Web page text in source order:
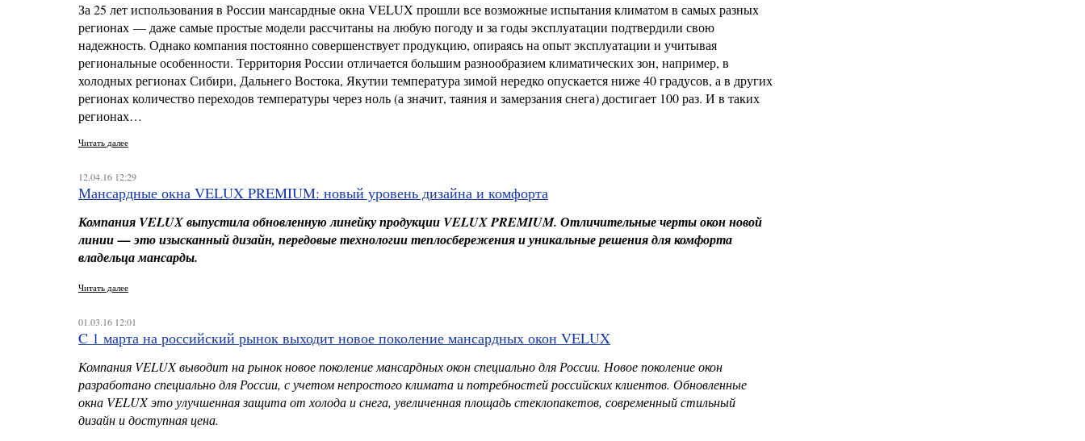
За 25 лет использования в России мансардные окна VELUX прошли все возможные испытания климатом в самых разных
регионах — даже самые простые модели рассчитаны на любую погоду и за годы эксплуатации подтвердили свою
надежность. Однако компания постоянно совершенствует продукцию, опираясь на опыт эксплуатации и учитывая
региональные особенности. Территория России отличается большим разнообразием климатических зон, например, в
холодных регионах Сибири, Дальнего Востока, Якутии температура зимой нередко опускается ниже 40 градусов, а в других
регионах количество переходов температуры через ноль (а значит, таяния и замерзания снега) достигает 100 раз. И в таких
регионах…
Читать далее
12.04.16 12:29
Мансардные окна VELUX PREMIUM: новый уровень дизайна и комфорта
Компания VELUXвыпустила обновленную линейку продукции VELUXPREMIUM. Отличительные черты окон новой
линии — это изысканный дизайн, передовые технологии теплосбережения и уникальные решения для комфорта
владельца мансарды.
Читать далее
01.03.16 12:01
C 1 марта на российский рынок выходит новое поколение мансардных окон VELUX
Компания VELUXвыводит на рынок новое поколение мансардных окон специально для России. Новое поколение окон
разработано специально для России, с учетом непростого климата и потребностей российских клиентов. Обновленные
окна VELUXэто улучшенная защита от холода и снега, увеличенная площадь стеклопакетов, современный стильный
дизайн и доступная цена.